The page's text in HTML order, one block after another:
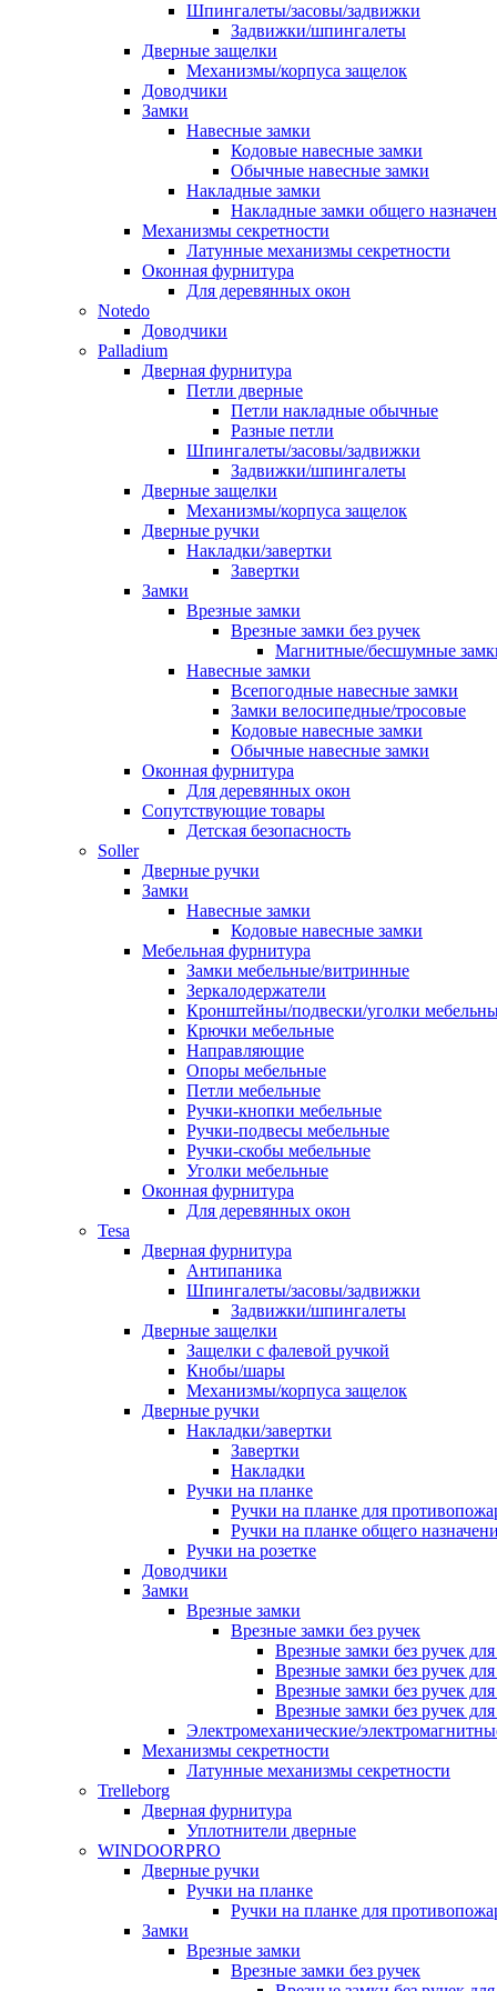
Шпингалеты/засовы/задвижки
Задвижки/шпингалеты
Дверные защелки
Механизмы/корпуса защелок
Доводчики
Замки
Навесные замки
Кодовые навесные замки
Обычные навесные замки
Накладные замки
Накладные замки общего
Механизмы секретности
Латунные механизмы секретности
Оконная фурнитура
Для деревянных окон
Notedo
Доводчики
Palladium
Дверная фурнитура
Петли дверные
Петли накладные обычные
Разные петли
Шпингалеты/засовы/задвижки
Задвижки/шпингалеты
Дверные защелки
Механизмы/корпуса защелок
Дверные ручки
Накладки/завертки
Завертки
Замки
Врезные замки
Врезные замки без ручек
Магнитные/бесшумные
Навесные замки
Всепогодные навесные замки
Замки велосипедные/тросовые
Кодовые навесные замки
Обычные навесные замки
Оконная фурнитура
Для деревянных окон
Сопутствующие товары
Детская безопасность
Soller
Дверные ручки
Замки
Навесные замки
Кодовые навесные замки
Мебельная фурнитура
Замки мебельные/витринные
Зеркалодержатели
Кронштейны/подвески/уголки
Крючки мебельные
Направляющие
Опоры мебельные
Петли мебельные
Ручки-кнопки мебельные
Ручки-подвесы мебельные
Ручки-скобы мебельные
Уголки мебельные
Оконная фурнитура
Для деревянных окон
Tesa
Дверная фурнитура
Антипаника
Шпингалеты/засовы/задвижки
Задвижки/шпингалеты
Дверные защелки
Защелки с фалевой ручкой
Кнобы/шары
Механизмы/корпуса защелок
Дверные ручки
Накладки/завертки
Завертки
Накладки
Ручки на планке
Ручки на планке для
Ручки на планке общего
Ручки на розетке
Доводчики
Замки
Врезные замки
Врезные замки без ручек
Врезные замки без ручек
Врезные замки без ручек
Врезные замки без ручек
Врезные замки без ручек
Электромеханические/
Механизмы секретности
Латунные механизмы секретности
Trelleborg
Дверная фурнитура
Уплотнители дверные
WINDOORPRO
Дверные ручки
Ручки на планке
Ручки на планке для
Замки
Врезные замки
Врезные замки без ручек